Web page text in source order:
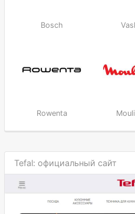
Bosch
Rowenta
Tefal: официальный сайт